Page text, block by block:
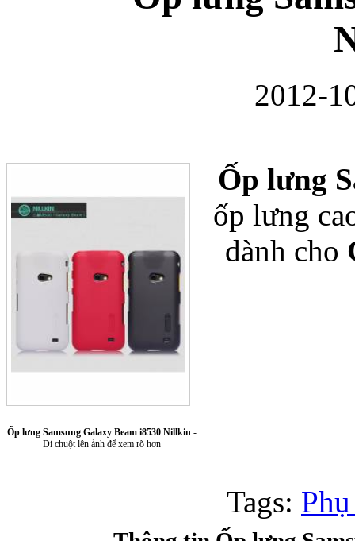
Bao da Samsung
Ốp lưng Samsung
Ốp lưng Sony
2012-
Ốp lưng Samsung Galaxy Beam i8530 Nillkin-
Di chuột lên ảnh để xem rõ hơn
Ốp lưng
ốp lưng
dành cho
Tags: